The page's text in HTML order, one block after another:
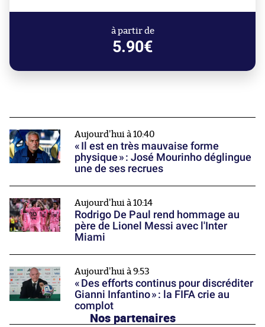
à partir de
5.90€
Aujourd'hui à 10:40
« Il est en très mauvaise forme
physique » : José Mourinho déglingue
une de ses recrues
Aujourd'hui à 10:14
Rodrigo De Paul rend hommage au
père de Lionel Messi avec l'Inter
Miami
Aujourd'hui à 9:53
« Des efforts continus pour discréditer
Gianni Infantino » : la FIFA crie au
complot
Nos partenaires